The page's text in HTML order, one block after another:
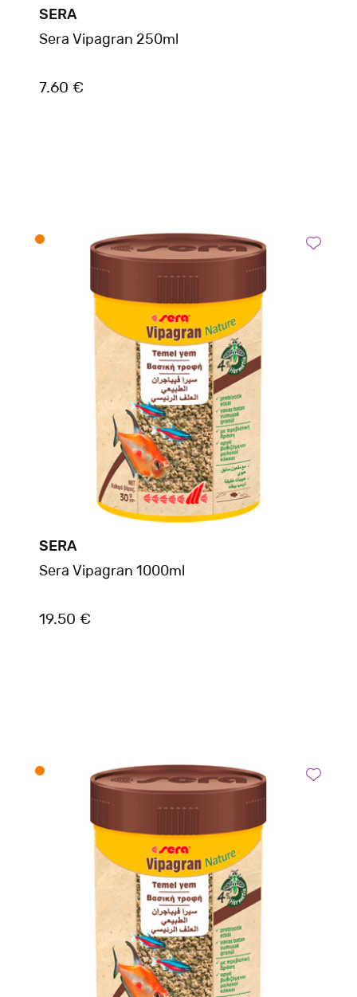
SERA
Sera Vipagran 250ml
7.60 €
SERA
Sera Vipagran 1000ml
19.50 €